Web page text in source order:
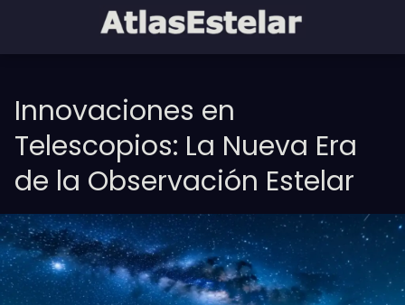
Innovaciones en
Telescopios: La Nueva Era
de la Observación Estelar